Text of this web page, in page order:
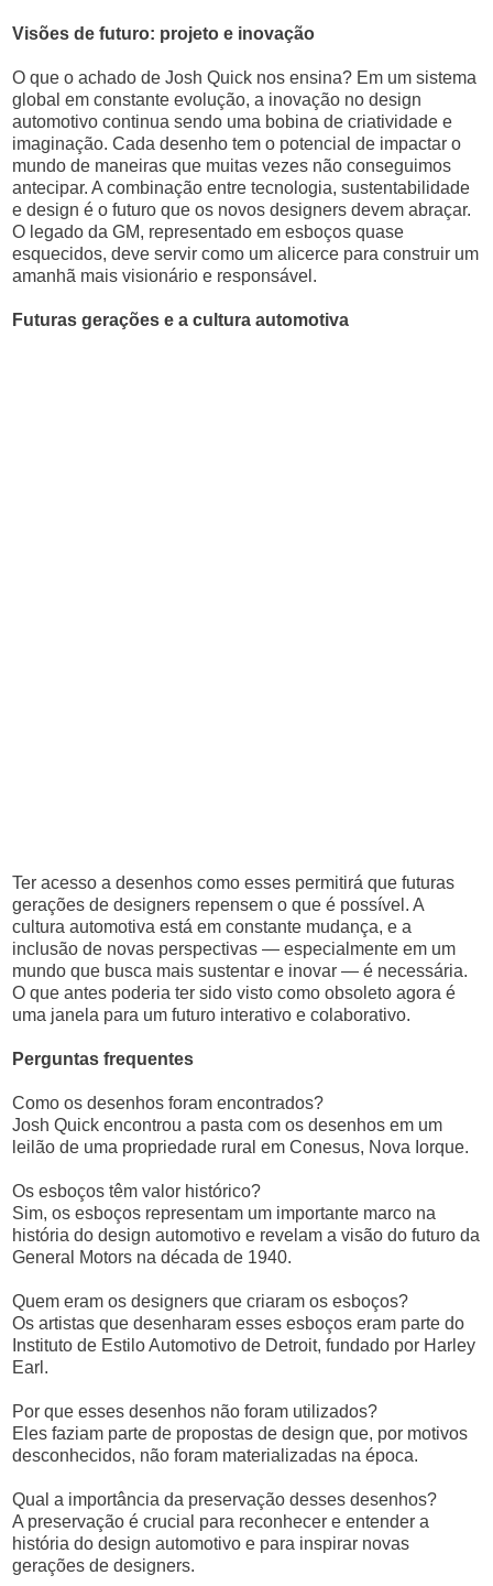
Visões de futuro: projeto e inovação
O que o achado de Josh Quick nos ensina? Em um sistema
global em constante evolução, a inovação no design
automotivo continua sendo uma bobina de criatividade e
imaginação. Cada desenho tem o potencial de impactar o
mundo de maneiras que muitas vezes não conseguimos
antecipar. A combinação entre tecnologia, sustentabilidade
e design é o futuro que os novos designers devem abraçar.
O legado da GM, representado em esboços quase
esquecidos, deve servir como um alicerce para construir um
amanhã mais visionário e responsável.
Futuras gerações e a cultura automotiva
Ter acesso a desenhos como esses permitirá que futuras
gerações de designers repensem o que é possível. A
cultura automotiva está em constante mudança, e a
inclusão de novas perspectivas — especialmente em um
mundo que busca mais sustentar e inovar — é necessária.
O que antes poderia ter sido visto como obsoleto agora é
uma janela para um futuro interativo e colaborativo.
Perguntas frequentes
Como os desenhos foram encontrados?
Josh Quick encontrou a pasta com os desenhos em um
leilão de uma propriedade rural em Conesus, Nova Iorque.
Os esboços têm valor histórico?
Sim, os esboços representam um importante marco na
história do design automotivo e revelam a visão do futuro da
General Motors na década de 1940.
Quem eram os designers que criaram os esboços?
Os artistas que desenharam esses esboços eram parte do
Instituto de Estilo Automotivo de Detroit, fundado por Harley
Earl.
Por que esses desenhos não foram utilizados?
Eles faziam parte de propostas de design que, por motivos
desconhecidos, não foram materializadas na época.
Qual a importância da preservação desses desenhos?
A preservação é crucial para reconhecer e entender a
história do design automotivo e para inspirar novas
gerações de designers.